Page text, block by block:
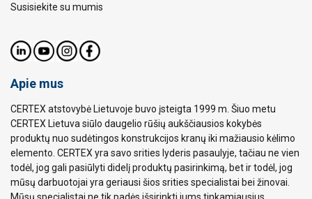
Susisiekite su mumis
Apie mus
CERTEX atstovybė Lietuvoje buvo įsteigta 1999 m. Šiuo metu
CERTEX Lietuva siūlo daugelio rūšių aukščiausios kokybės
produktų nuo sudėtingos konstrukcijos kranų iki mažiausio kėlimo
elemento. CERTEX yra savo srities lyderis pasaulyje, tačiau ne vien
todėl, jog gali pasiūlyti didelį produktų pasirinkimą, bet ir todėl, jog
mūsų darbuotojai yra geriausi šios srities specialistai bei žinovai.
Mūsų specialistai ne tik padės išsirinkti jums tinkamiausius